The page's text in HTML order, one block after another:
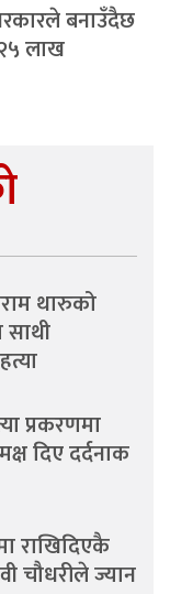
बनाउँदैछ
लाख
थारुको
साथी
प्रकरणमा
दिए दर्दनाक
राखिदिएकै
चौधरीले ज्यान